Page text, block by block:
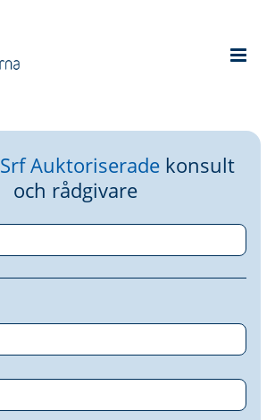
Srf Auktoriserade konsult
och rådgivare